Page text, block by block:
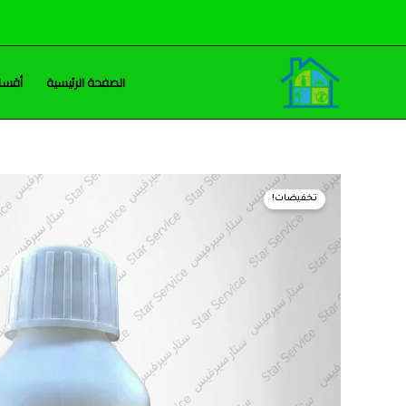
المحتوى
الصفحة الرئيسية
تخفيضات!